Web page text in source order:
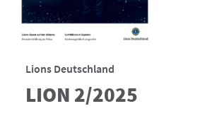
Lions Deutschland
LION 2/2025